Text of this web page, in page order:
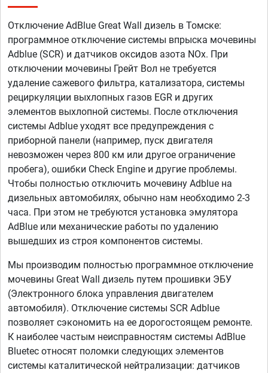
Отключение AdBlue Great Wall дизель в Томске:
программное отключение системы впрыска мочевины
Adblue (SCR) и датчиков оксидов азота NOx. При
отключении мочевины Грейт Вол не требуется
удаление сажевого фильтра, катализатора, системы
рециркуляции выхлопных газов EGR и других
элементов выхлопной системы. После отключения
системы Adblue уходят все предупреждения с
приборной панели (например, пуск двигателя
невозможен через 800 км или другое ограничение
пробега), ошибки Check Engine и другие проблемы.
Чтобы полностью отключить мочевину Adblue на
дизельных автомобилях, обычно нам необходимо 2-3
часа. При этом не требуются установка эмулятора
AdBlue или механические работы по удалению
вышедших из строя компонентов системы.
Мы производим полностью программное отключение
мочевины Great Wall дизель путем прошивки ЭБУ
(Электронного блока управления двигателем
автомобиля). Отключение системы SCR Adblue
позволяет сэкономить на ее дорогостоящем ремонте.
К наиболее частым неисправностям системы AdBlue
Bluetec относят поломки следующих элементов
системы каталитической нейтрализации: датчиков